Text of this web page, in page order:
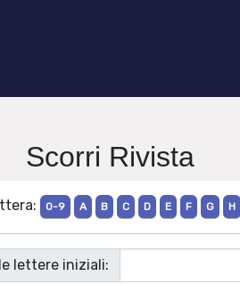
Scorri Rivista
0-9 A B C D E F G H
lettere iniziali: